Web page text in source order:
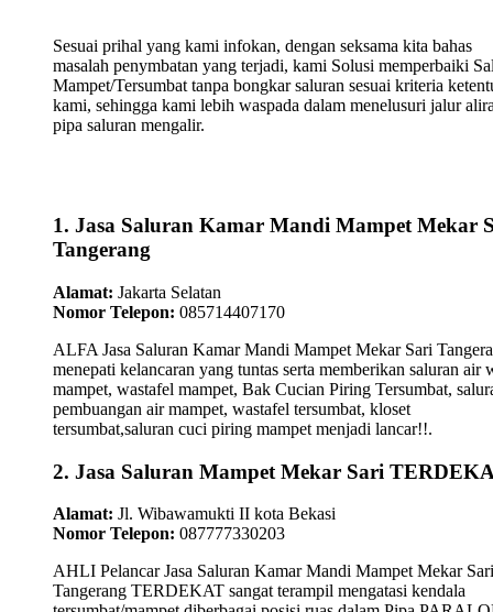
Sesuai prihal yang kami infokan, dengan seksama kita bahas
masalah penymbatan yang terjadi, kami Solusi memperbaiki
Mampet/Tersumbat tanpa bongkar saluran sesuai kriteria
kami, sehingga kami lebih waspada dalam menelusuri jalur
pipa saluran mengalir.
1. Jasa Saluran Kamar Mandi Mampet Mekar
Tangerang
Alamat: Jakarta Selatan
Nomor Telepon: 085714407170
ALFA Jasa Saluran Kamar Mandi Mampet Mekar Sari
menepati kelancaran yang tuntas serta memberikan saluran air
mampet, wastafel mampet, Bak Cucian Piring Tersumbat,
pembuangan air mampet, wastafel tersumbat, kloset
tersumbat,saluran cuci piring mampet menjadi lancar!!.
2. Jasa Saluran Mampet Mekar Sari
Alamat: Jl. Wibawamukti II kota Bekasi
Nomor Telepon: 087777330203
AHLI Pelancar Jasa Saluran Kamar Mandi Mampet Mekar Sari
Tangerang TERDEKAT sangat terampil mengatasi kendala